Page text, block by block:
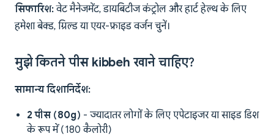
सिफारिश:वेट मैनेजमेंट, डायबिटीज कंट्रोल और हार्ट हेल्थ के लिए
हमेशा बेक्ड, ग्रिल्ड या एयर-फ्राइड वर्जन चुनें।
मुझे कितने पीस kibbeh खाने चाहिए?
सामान्य दिशानिर्देश:
2 पीस (80g) - ज्यादातर लोगों के लिए एपेटाइजर या साइड डिश
के रूप में (180 कैलोरी)